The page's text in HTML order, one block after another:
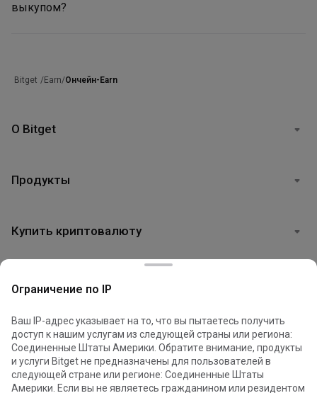
выкупом?
Bitget /Earn/Ончейн-Earn
О Bitget
Продукты
Купить криптовалюту
Поддержка
Юридическая информация
Файлы cookie используются для оптимизации и
Ограничение по IP
Ваш IP-адрес указывает на то, что вы пытаетесь получить
доступ к нашим услугам из следующей страны или региона:
Соединенные Штаты Америки. Обратите внимание, продукты
и услуги Bitget не предназначены для пользователей в
следующей стране или регионе: Соединенные Штаты
Америки. Если вы не являетесь гражданином или резидентом